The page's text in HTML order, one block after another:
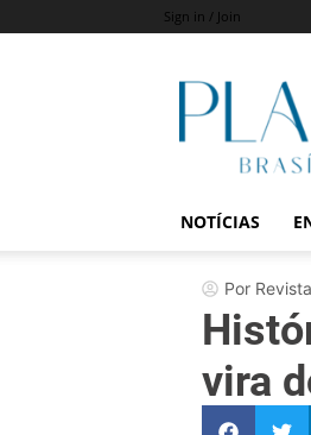
Sign in / Join
Revista
Plano
NOTÍCIAS
Por
vira